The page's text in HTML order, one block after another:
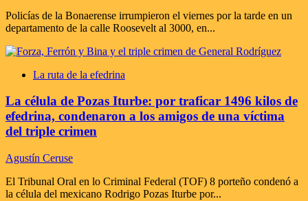
Policías de la Bonaerense irrumpieron el viernes por la tarde en un
departamento de la calle Roosevelt al 3000, en...
La ruta de la efedrina
La célula de Pozas Iturbe: por traficar 1496 kilos de
efedrina, condenaron a los amigos de una víctima
del triple crimen
Agustín Ceruse
El Tribunal Oral en lo Criminal Federal (TOF) 8 porteño condenó a
la célula del mexicano Rodrigo Pozas Iturbe por...